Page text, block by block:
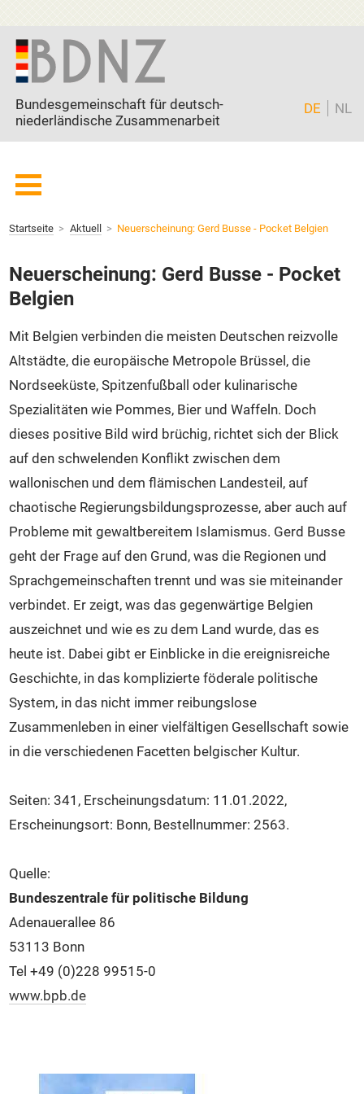
Zum Inhalt springen
Bundesgemeinschaft für deutsch-
niederländische Zusammenarbeit
DE NL
Mitglieder
Current page:
Aktuell
Veranstaltungen
Intern
Kontakt
Startseite Aktuell Neuerscheinung: Gerd Busse - Pocket Belgien
Neuerscheinung: Gerd Busse - Pocket
Belgien
Mit Belgien verbinden die meisten Deutschen reizvolle
Altstädte, die europäische Metropole Brüssel, die
Nordseeküste, Spitzenfußball oder kulinarische
Spezialitäten wie Pommes, Bier und Waffeln. Doch
dieses positive Bild wird brüchig, richtet sich der Blick
auf den schwelenden Konflikt zwischen dem
wallonischen und dem flämischen Landesteil, auf
chaotische Regierungsbildungsprozesse, aber auch auf
Probleme mit gewaltbereitem Islamismus. Gerd Busse
geht der Frage auf den Grund, was die Regionen und
Sprachgemeinschaften trennt und was sie miteinander
verbindet. Er zeigt, was das gegenwärtige Belgien
auszeichnet und wie es zu dem Land wurde, das es
heute ist. Dabei gibt er Einblicke in die ereignisreiche
Geschichte, in das komplizierte föderale politische
System, in das nicht immer reibungslose
Zusammenleben in einer vielfältigen Gesellschaft sowie
in die verschiedenen Facetten belgischer Kultur.
Seiten: 341, Erscheinungsdatum: 11.01.2022,
Erscheinungsort: Bonn, Bestellnummer: 2563.
Quelle:
Bundeszentrale für politische Bildung
Adenauerallee 86
53113 Bonn
Tel +49 (0)228 99515-0
www.bpb.de